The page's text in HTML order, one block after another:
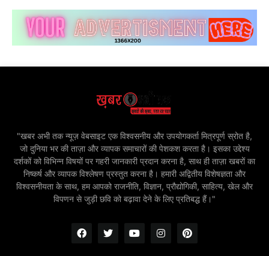
"खबर अभी तक न्यूज़ वेबसाइट एक विश्वसनीय और उपयोगकर्ता मित्रपूर्ण स्रोत है,
जो दुनिया भर की ताज़ा और व्यापक समाचारों की पेशकश करता है। इसका उद्देश्य
दर्शकों को विभिन्न विषयों पर गहरी जानकारी प्रदान करना है, साथ ही ताज़ा खबरों का
निष्कर्ष और व्यापक विश्लेषण प्रस्तुत करना है। हमारी अद्वितीय विशेषज्ञता और
विश्वसनीयता के साथ, हम आपको राजनीति, विज्ञान, प्रौद्योगिकी, साहित्य, खेल और
विपणन से जुड़ी छवि को बढ़ावा देने के लिए प्रतिबद्ध हैं।"